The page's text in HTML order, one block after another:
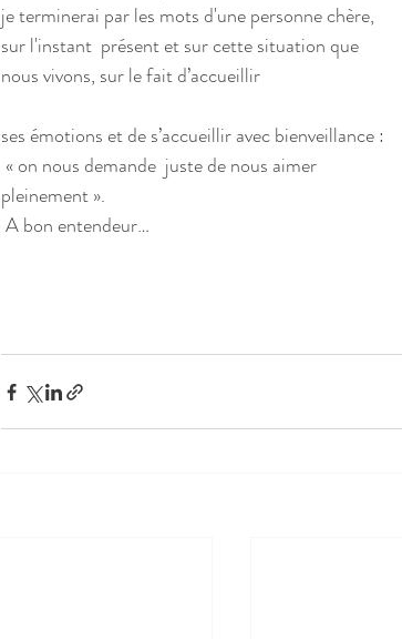
je terminerai par les mots d'une personne chère,
sur l'instant  présent et sur cette situation que
nous vivons, sur le fait d’accueillir
ses émotions et de s’accueillir avec bienveillance :
« on nous demande  juste de nous aimer
pleinement ».
A bon entendeur…